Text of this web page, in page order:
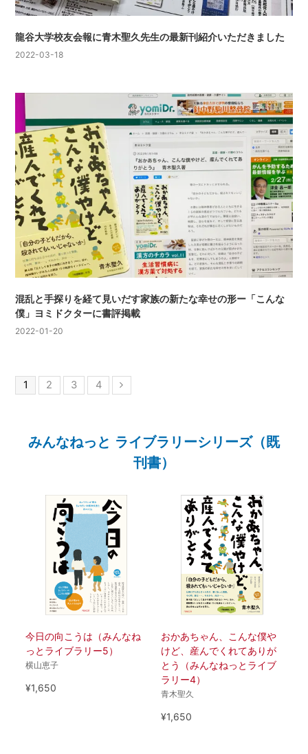
龍谷大学校友会報に青木聖久先生の最新刊紹介いただきました
2022-03-18
混乱と手探りを経て見いだす家族の新たな幸せの形ー「こんな
僕」ヨミドクターに書評掲載
2022-01-20
1 2 3 4
みんなねっと ライブラリーシリーズ（既
刊書）
今日の向こうは（みんなね
っとライブラリー5）
横山恵子
¥1,650
おかあちゃん、こんな僕や
けど、産んでくれてありが
とう（みんなねっとライブ
ラリー4）
青木聖久
¥1,650